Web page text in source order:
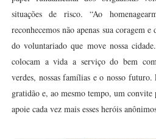
situações de risco. “Ao
reconhecemos não apenas sua coragem
do voluntariado que move nossa
colocam a vida a serviço do bem
verdes, nossas famílias e o nosso futuro.
gratidão e, ao mesmo tempo, um convite
apoie cada vez mais esses heróis